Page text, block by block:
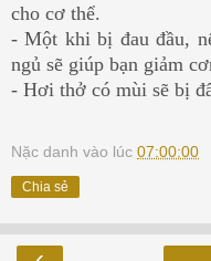
cho cơ thể.
- Một khi bị đau đầu,
ngủ sẽ giúp bạn giảm
- Hơi thở có mùi sẽ bị
Nặc danh vào lúc 07:00:00
Chia sẻ